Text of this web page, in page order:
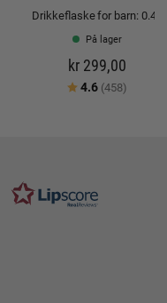
Drikkeflaske for barn: 0.4L
På lager
kr 299,00
Karakter:
4.6(458)